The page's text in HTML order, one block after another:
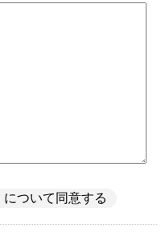
について同意する